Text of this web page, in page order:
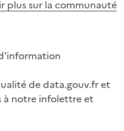
plus sur la communauté
de data.gouv.fr et
à notre infolettre et